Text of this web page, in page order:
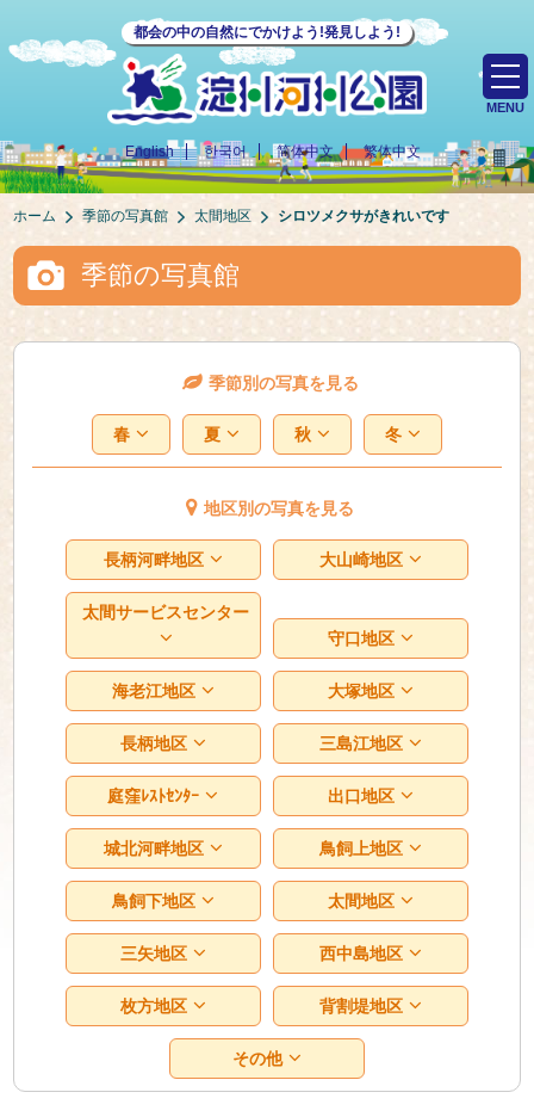
都会の中の自然にでかけよう!発見しよう!
English 한국어 简体中文 繁体中文
MENU
ホーム 季節の写真館 太間地区 シロツメクサがきれいです
季節の写真館
季節別の写真を見る
春 夏 秋 冬
地区別の写真を見る
長柄河畔地区 大山崎地区
太間サービスセンター
守口地区
海老江地区 大塚地区
長柄地区 三島江地区
庭窪ﾚｽﾄｾﾝﾀｰ 出口地区
城北河畔地区 鳥飼上地区
鳥飼下地区 太間地区
三矢地区 西中島地区
枚方地区 背割堤地区
その他